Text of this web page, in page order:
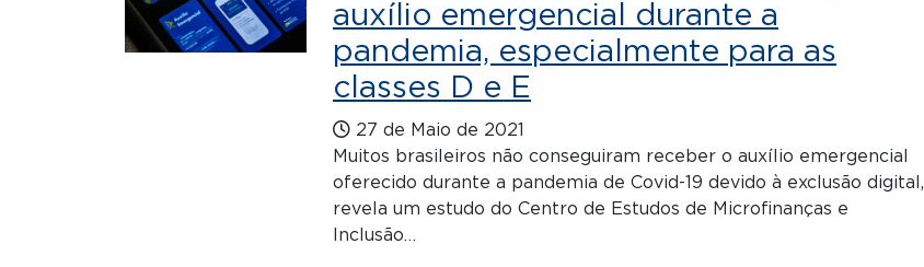
auxílio emergencial durante a
pandemia, especialmente para as
classes D e E
27 de Maio de 2021
Muitos brasileiros não conseguiram receber o auxílio emergencial
oferecido durante a pandemia de Covid-19 devido à exclusão digital,
revela um estudo do Centro de Estudos de Microfinanças e
Inclusão…